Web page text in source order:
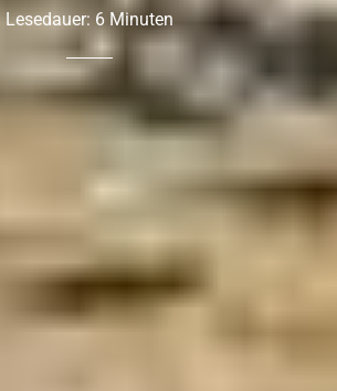
Lesedauer: 6 Minuten